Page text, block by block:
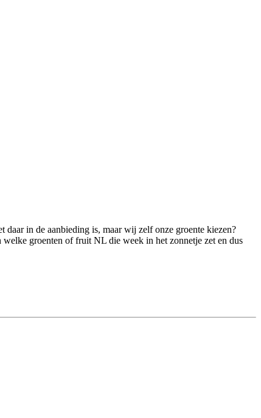
in de aanbieding is, maar wij zelf onze groente kiezen?
welke groenten of fruit NL die week in het zonnetje zet en dus